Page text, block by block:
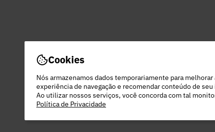
Cookies
Nós armazenamos dados temporariamente para melhorar
experiência de navegação e recomendar conteúdo de
Ao utilizar nossos serviços, você concorda com tal
Política de Privacidade